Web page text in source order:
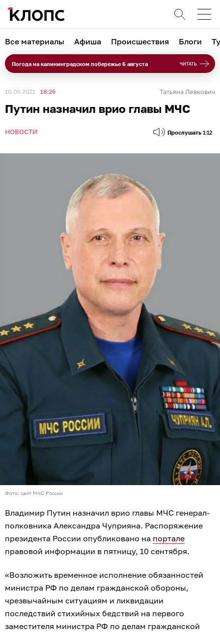
Все материалы Афиша Происшествия Блоги
Погода на калининградском побережье 6 августа ЧИТАТЬ
10.09.2021 18:26 Татьяна Левкович
Путин назначил врио главы МЧС
НОВОСТИ Прослушать 1:12
Фото: сайт МЧС России
Владимир Путин назначил врио главы МЧС генерал-
полковника Александра Чуприяна. Распоряжение
президента России опубликовано на портале
правовой информации в пятницу, 10 сентября.
«Возложить временное исполнение обязанностей
министра РФ по делам гражданской обороны,
чрезвычайным ситуациям и ликвидации
последствий стихийных бедствий на первого
заместителя министра РФ по делам гражданской